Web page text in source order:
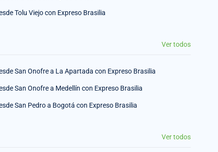
Tolu Viejo con Expreso Brasilia
Ver todos
San Onofre a La Apartada con Expreso Brasilia
San Onofre a Medellín con Expreso Brasilia
San Pedro a Bogotá con Expreso Brasilia
Ver todos